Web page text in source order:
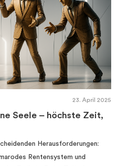
23. April 2025
Seele – höchste Zeit,
Herausforderungen:
Rentensystem und